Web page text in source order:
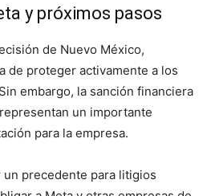
y próximos pasos
de Nuevo México,
de proteger activamente a los
embargo, la sanción financiera
un importante
para la empresa.
un precedente para litigios